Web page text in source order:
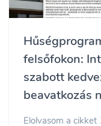
felsőfokon:
szabott
beavatkozás
Elolvasom a cikket